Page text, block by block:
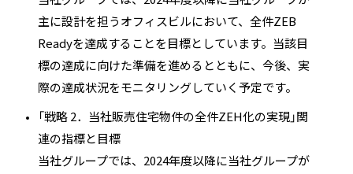
主に設計を担うオフィスビルにおいて、全件ZEB
Readyを達成することを目標としています。当該目
標の達成に向けた準備を進めるとともに、今後、実
際の達成状況をモニタリングしていく予定です。
「戦略 2．当社販売住宅物件の全件ZEH化の実現」関
連の指標と目標
当社グループでは、2024年度以降に当社グループが